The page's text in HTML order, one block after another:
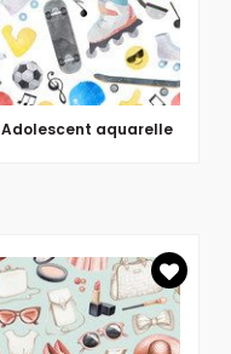
Adolescent aquarelle